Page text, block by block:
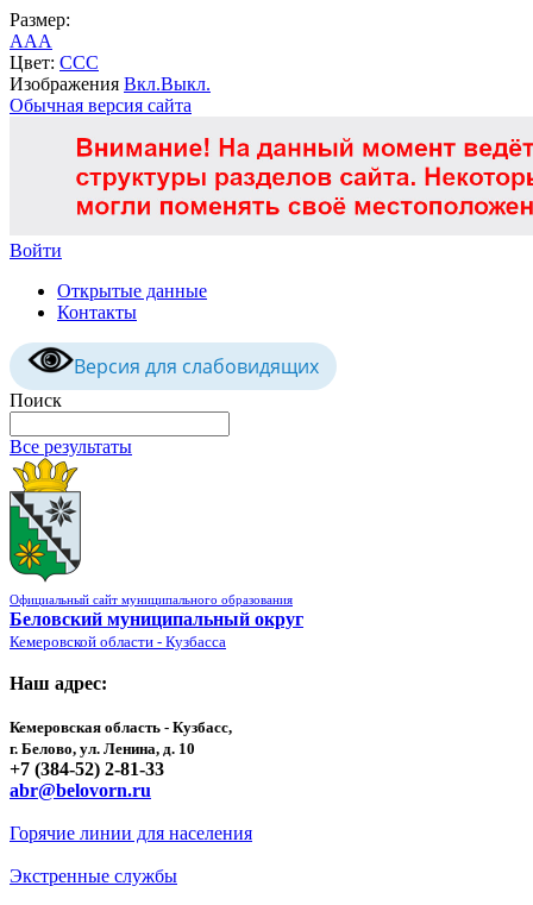
Размер:
AAA
Цвет: CCC
Изображения Вкл.Выкл.
Обычная версия сайта
Войти
Открытые данные
Контакты
Версия для слабовидящих
Поиск
Все результаты
Официальный сайт муниципального образования
Беловский муниципальный округ
Кемеровской области - Кузбасса
Наш адрес:
Кемеровская область - Кузбасс,
г. Белово, ул. Ленина, д. 10
+7 (384-52) 2-81-33
abr@belovorn.ru
Горячие линии для населения
Экстренные службы